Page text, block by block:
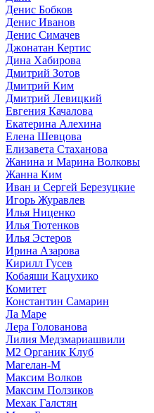
Денис Бобков
Денис Иванов
Денис Симачев
Джонатан Кертис
Дина Хабирова
Дмитрий Зотов
Дмитрий Ким
Дмитрий Левицкий
Евгения Качалова
Екатерина Алехина
Елена Шевцова
Елизавета Стаханова
Жанина и Марина Волковы
Жанна Ким
Иван и Сергей Березуцкие
Игорь Журавлев
Илья Ниценко
Илья Тютенков
Илья Эстеров
Ирина Азарова
Кирилл Гусев
Кобаяши Кацухико
Комитет
Константин Самарин
Ла Маре
Лера Голованова
Лилия Медзмариашвили
М2 Органик Клуб
Магелан-М
Максим Волков
Максим Ползиков
Мехак Галстян